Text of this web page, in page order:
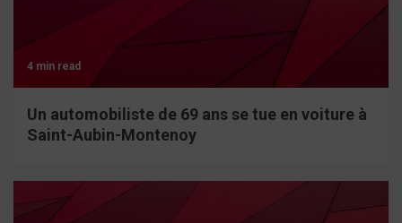
4 min read
Un automobiliste de 69 ans se tue en voiture à
Saint-Aubin-Montenoy